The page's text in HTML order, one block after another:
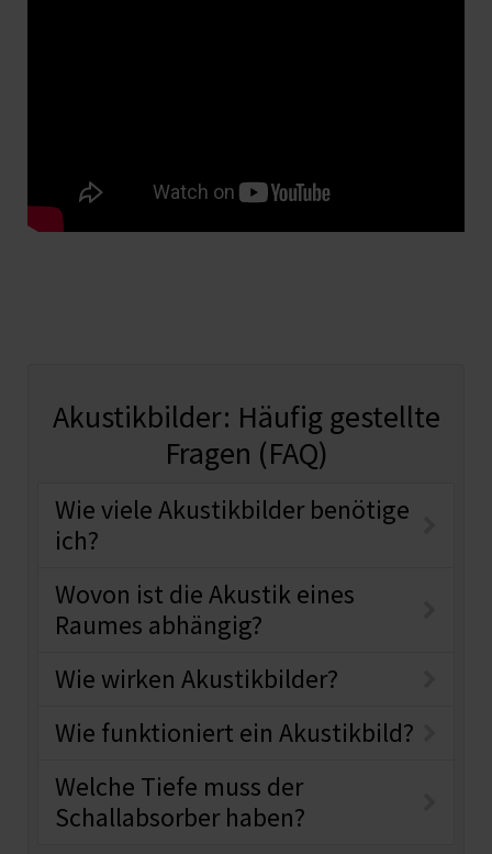
Akustikbilder: Häufig gestellte
Fragen (FAQ)
Wie viele Akustikbilder benötige
ich?
Wovon ist die Akustik eines
Raumes abhängig?
Wie wirken Akustikbilder?
Wie funktioniert ein Akustikbild?
Welche Tiefe muss der
Schallabsorber haben?